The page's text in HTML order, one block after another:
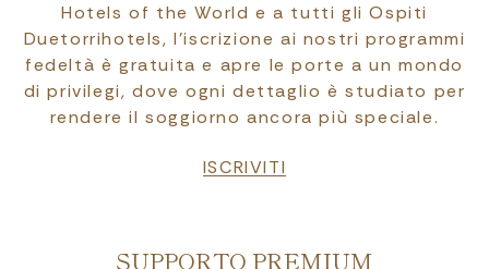
Hotels of the World e a tutti gli Ospiti
Duetorrihotels, l’iscrizione ai nostri programmi
fedeltà è gratuita e apre le porte a un mondo
di privilegi, dove ogni dettaglio è studiato per
rendere il soggiorno ancora più speciale.
ISCRIVITI
SUPPORTO PREMIUM